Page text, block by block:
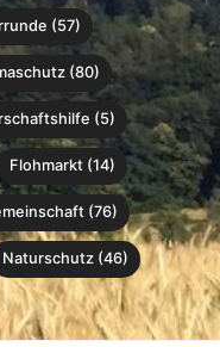
(57)
(80)
(5)
Flohmarkt (14)
(76)
Naturschutz (46)